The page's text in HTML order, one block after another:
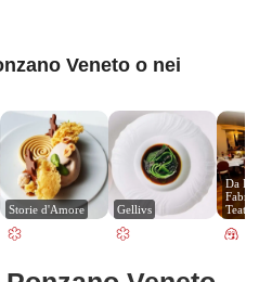
Veneto o nei
Storie d'Amore Gellivs
Da